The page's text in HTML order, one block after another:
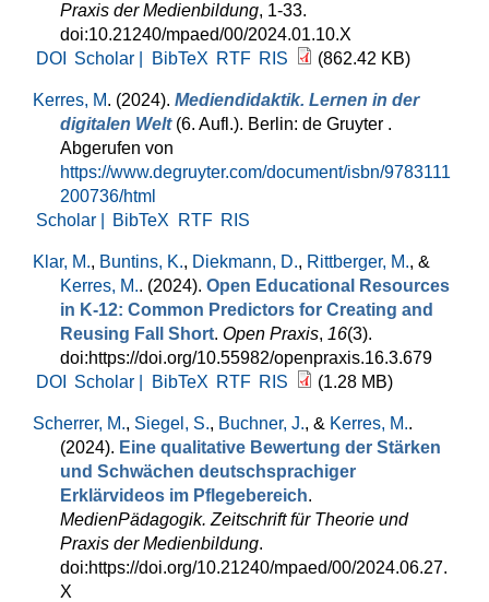
Praxis der Medienbildung, 1-33.
doi:10.21240/mpaed/00/2024.01.10.X
DOI
Scholar | BibTeX RTF RIS (862.42 KB)
Kerres, M. (2024). Mediendidaktik. Lernen in der
digitalen Welt(6. Aufl.). Berlin: de Gruyter .
Abgerufen von
https://www.degruyter.com/document/isbn/9783111
200736/html
Scholar |
BibTeX RTF RIS
Klar, M., Buntins, K., Diekmann, D., Rittberger, M., &
Kerres, M.. (2024). Open Educational Resources
in K-12: Common Predictors for Creating and
Reusing Fall Short. Open Praxis, 16(3).
doi:https://doi.org/10.55982/openpraxis.16.3.679
DOI
Scholar | BibTeX RTF RIS (1.28 MB)
Scherrer, M., Siegel, S., Buchner, J., & Kerres, M..
(2024). Eine qualitative Bewertung der Stärken
und Schwächen deutschsprachiger
Erklärvideos im Pflegebereich.
MedienPädagogik. Zeitschrift für Theorie und
Praxis der Medienbildung.
doi:https://doi.org/10.21240/mpaed/00/2024.06.27.
X